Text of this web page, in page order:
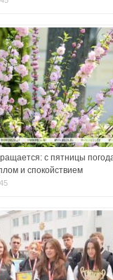
с пятницы
и спокойствием